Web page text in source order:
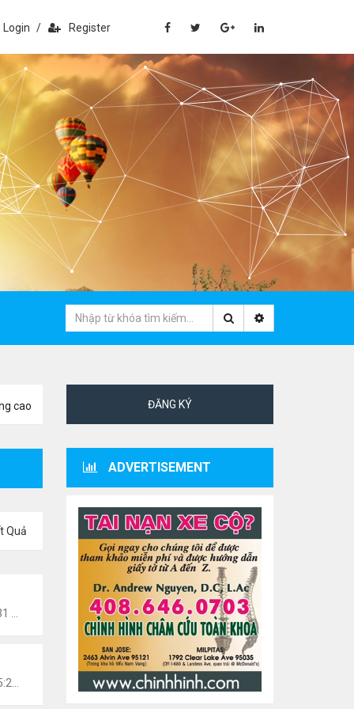
Login / Register
cao
Quả
Văn Nghệ Hải Ngoại
Văn Nghệ Hải Ngoại
ĐĂNG KÝ
ADVERTISEMENT